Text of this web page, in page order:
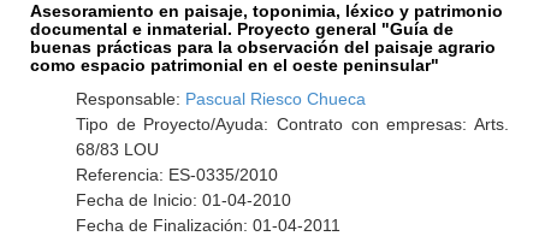
Asesoramiento en paisaje, toponimia, léxico y patrimonio
documental e inmaterial. Proyecto general "Guía de
buenas prácticas para la observación del paisaje agrario
como espacio patrimonial en el oeste peninsular"
Responsable: Pascual Riesco Chueca
Tipo de Proyecto/Ayuda: Contrato con empresas: Arts.
68/83 LOU
Referencia: ES-0335/2010
Fecha de Inicio: 01-04-2010
Fecha de Finalización: 01-04-2011